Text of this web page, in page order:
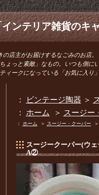
インテリア雑貨の
店主がお届けするなごみのお店。
ょっと素敵」なもの。いつも側に
ィークになっている「お気に入り
： ビンテージ陶器 ＞
： ホーム ＞ スージー
： ホーム ＞ スージー・クーパー
スージークーパー(ウ
A②